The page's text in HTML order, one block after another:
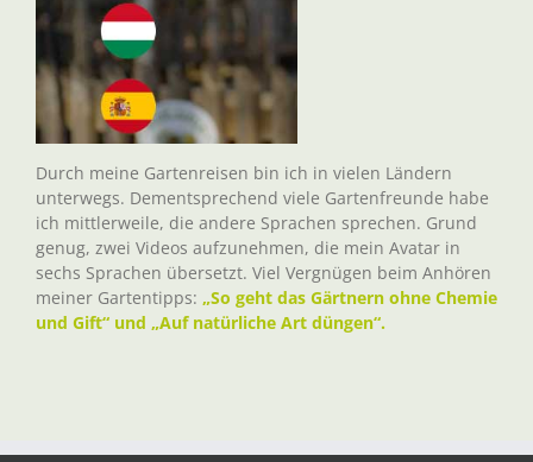
Durch meine Gartenreisen bin ich in vielen Ländern
unterwegs. Dementsprechend viele Gartenfreunde habe
ich mittlerweile, die andere Sprachen sprechen. Grund
genug, zwei Videos aufzunehmen, die mein Avatar in
sechs Sprachen übersetzt. Viel Vergnügen beim Anhören
meiner Gartentipps: „So geht das Gärtnern ohne Chemie
und Gift“ und „Auf natürliche Art düngen“.